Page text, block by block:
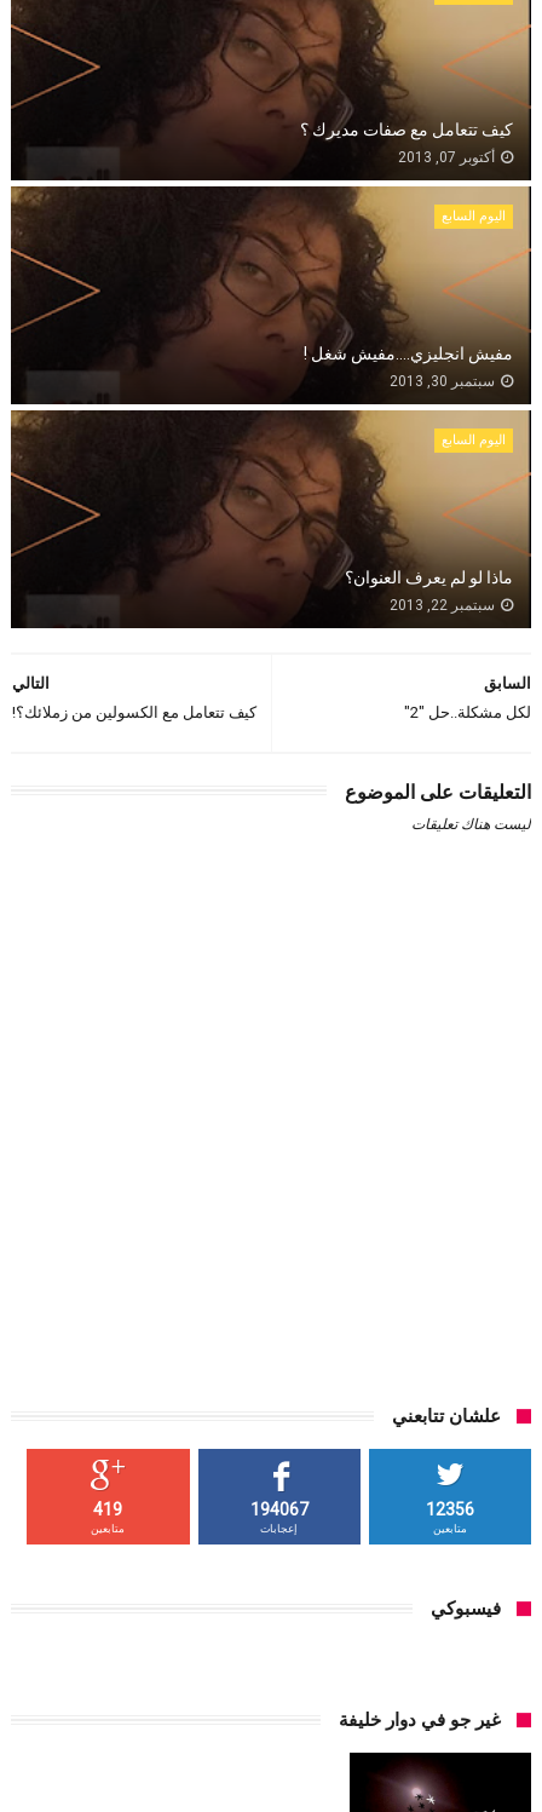
كيف تتعامل مع صفات مديرك ؟
أكتوبر 07, 2013
اليوم السابع
مفيش انجليزي....مفيش شغل !
سبتمبر 30, 2013
اليوم السابع
ماذا لو لم يعرف العنوان؟
سبتمبر 22, 2013
التالي
كيف تتعامل مع الكسولين من زملائك؟!
السابق
لكل مشكلة..حل "2"
التعليقات على الموضوع
ليست هناك تعليقات
علشان تتابعني
12356
متابعين
194067
إعجابات
419
متابعين
فيسبوكي
غير جو في دوار خليفة